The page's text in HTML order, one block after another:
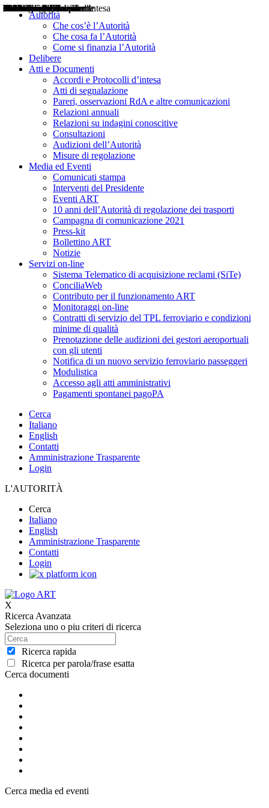
Autorità
Che cos’è l’Autorità
Che cosa fa l’Autorità
Come si finanzia l’Autorità
Delibere
Atti e Documenti
Accordi e Protocolli d’intesa
Atti di segnalazione
Pareri, osservazioni RdA e altre comunicazioni
Relazioni annuali
Relazioni su indagini conoscitive
Consultazioni
Audizioni dell’Autorità
Misure di regolazione
Media ed Eventi
Comunicati stampa
Interventi del Presidente
Eventi ART
10 anni dell’Autorità di regolazione dei trasporti
Campagna di comunicazione 2021
Press-kit
Bollettino ART
Notizie
Servizi on-line
Sistema Telematico di acquisizione reclami (SiTe)
ConciliaWeb
Contributo per il funzionamento ART
Monitoraggi on-line
Contratti di servizio del TPL ferroviario e condizioni
minime di qualità
Prenotazione delle audizioni dei gestori aeroportuali
con gli utenti
Notifica di un nuovo servizio ferroviario passeggeri
Modulistica
Accesso agli atti amministrativi
Pagamenti spontanei pagoPA
Cerca
Italiano
English
Contatti
Amministrazione Trasparente
Login
L'AUTORITÀ
Cerca
Italiano
English
Amministrazione Trasparente
Contatti
Login
X
Ricerca Avanzata
Seleziona uno o piu criteri di ricerca
Ricerca rapida
Ricerca per parola/frase esatta
Cerca documenti
Delibere
Pareri
Consultazioni
Audizioni
Atti di Segnalazione
Accordi e Protocolli d'Intesa
Relazioni annuali
Misure di regolazione
Cerca media ed eventi
Notizie
Comunicati Stampa
Bollettini ART
Convegni ART
Interviste del Presidente
Articoli in primo piano
Interventi del Presidente
2004
2005
2010
2013
2014
2015
2016
2017
2018
2019
202
2020
2021
2022
2023
2024
2025
2026
Aereo
Marittimo
Terrestre